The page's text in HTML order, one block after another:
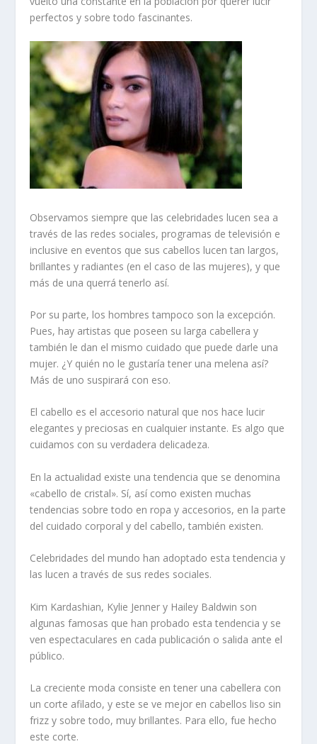
perfectos y sobre todo fascinantes.
Observamos siempre que las celebridades lucen sea a
través de las redes sociales, programas de televisión e
inclusive en eventos que sus cabellos lucen tan largos,
brillantes y radiantes (en el caso de las mujeres), y que
más de una querrá tenerlo así.
Por su parte, los hombres tampoco son la excepción.
Pues, hay artistas que poseen su larga cabellera y
también le dan el mismo cuidado que puede darle una
mujer. ¿Y quién no le gustaría tener una melena así?
Más de uno suspirará con eso.
El cabello es el accesorio natural que nos hace lucir
elegantes y preciosas en cualquier instante. Es algo que
cuidamos con su verdadera delicadeza.
En la actualidad existe una tendencia que se denomina
«cabello de cristal». Sí, así como existen muchas
tendencias sobre todo en ropa y accesorios, en la parte
del cuidado corporal y del cabello, también existen.
Celebridades del mundo han adoptado esta tendencia y
las lucen a través de sus redes sociales.
Kim Kardashian, Kylie Jenner y Hailey Baldwin son
algunas famosas que han probado esta tendencia y se
ven espectaculares en cada publicación o salida ante el
público.
La creciente moda consiste en tener una cabellera con
un corte afilado, y este se ve mejor en cabellos liso sin
frizz y sobre todo, muy brillantes. Para ello, fue hecho
este corte.